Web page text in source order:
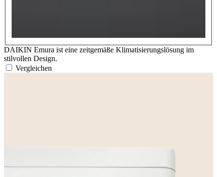
DAIKIN Emura ist eine zeitgemäße Klimatisierungslösung im
stilvollen Design.
Vergleichen